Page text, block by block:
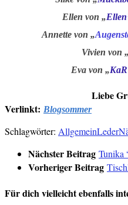
Ellen von „
Annette von „
Vivien von „
Eva von „
Liebe
Verlinkt: Blogsommer
Schlagwörter: AllgemeinLeder
Nächster Beitrag Tunika
Vorheriger Beitrag
Für dich vielleicht ebenfalls